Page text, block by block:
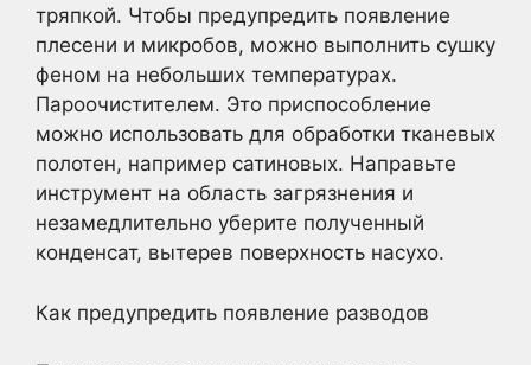
тряпкой. Чтобы предупредить появление
плесени и микробов, можно выполнить сушку
феном на небольших температурах.
Пароочистителем. Это приспособление
можно использовать для обработки тканевых
полотен, например сатиновых. Направьте
инструмент на область загрязнения и
незамедлительно уберите полученный
конденсат, вытерев поверхность насухо.
Как предупредить появление разводов